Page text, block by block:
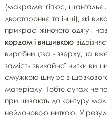
(макраме, гіпюр,
двостороннє та інші), які
прикрасі жіночого одягу і
кордом і вишивкою
виробництва - зверху, за
замість звичайної нитки
смужкою шнура з
матеріалу. Тобто сутаж
пришивають до контуру
нейлоновою ниткою. У